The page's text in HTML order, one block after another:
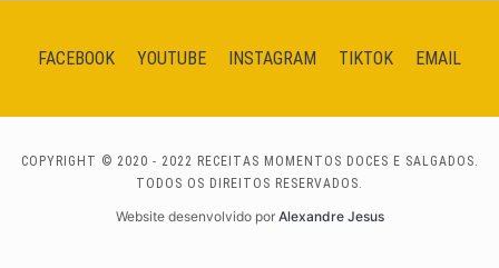
FACEBOOK YOUTUBE INSTAGRAM TIKTOK EMAIL
COPYRIGHT © 2020 - 2022 RECEITAS MOMENTOS DOCES E SALGADOS.
TODOS OS DIREITOS RESERVADOS.
Website desenvolvido por Alexandre Jesus